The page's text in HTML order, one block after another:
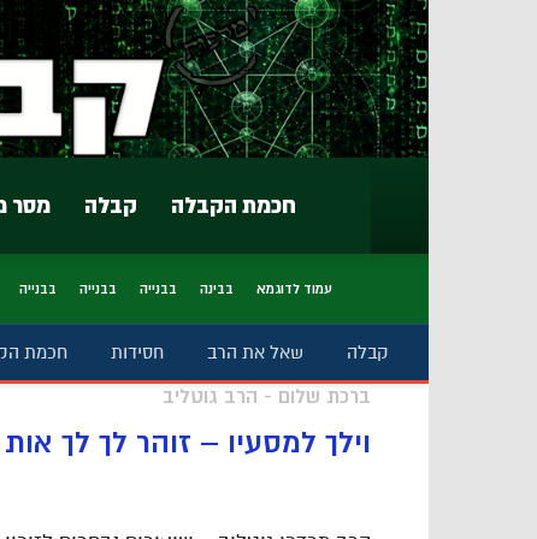
מסר קבלה חכמת הקבלה
עמוד לדוגמא בבינה בבנייה בבנייה בבנייה
קבלה שאל את הרב חסידות חכמת
ברכת שלום - הרב גוטליב
וילך למסעיו – זוהר לך לך אות רא' –